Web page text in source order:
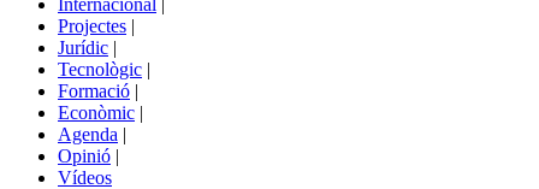
Internacional |
Projectes |
Jurídic |
Tecnològic |
Formació |
Econòmic |
Agenda |
Opinió |
Vídeos